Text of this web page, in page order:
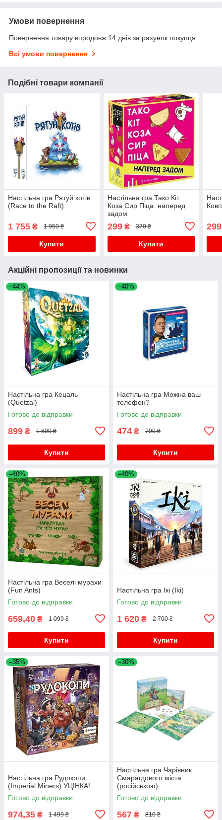
Умови повернення
Повернення товару впродовж 14 днів за рахунок покупця
Всі умови повернення
Подібні товари компанії
Настільна гра Рятуй котів
(Race to the Raft)
1 755 ₴ 1 950 ₴
Купити
Настільна гра Тако Кіт
Коза Сир Піца: наперед
задом
299₴ 370 ₴
Купити
299
Акційні пропозиції та новинки
–44%
Настільна гра Кецаль
(Quetzal)
Готово до відправки
899 ₴ 1 600 ₴
Купити
–40%
Настільна гра Можна ваш
телефон?
Готово до відправки
474 ₴ 790 ₴
Купити
–40%
Настільна гра Веселі мурахи
(Fun Ants)
Готово до відправки
659,40 ₴ 1 099 ₴
Купити
–40%
Настільна гра Ікі (Iki)
Готово до відправки
1 620 ₴ 2 700 ₴
Купити
–35%
Настільна гра Рудокопи
(Imperial Miners) УЦІНКА!
Готово до відправки
974,35 ₴ 1 499 ₴
–30%
Настільна гра Чарівник
Смарагдового міста
(російською)
Готово до відправки
567 ₴ 810 ₴